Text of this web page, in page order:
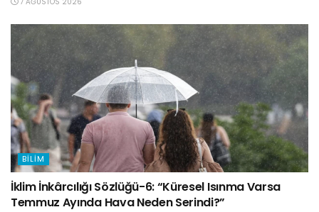
BILIM
İklim İnkârcılığı Sözlüğü-6: “Küresel Isınma Varsa
Temmuz Ayında Hava Neden Serindi?”